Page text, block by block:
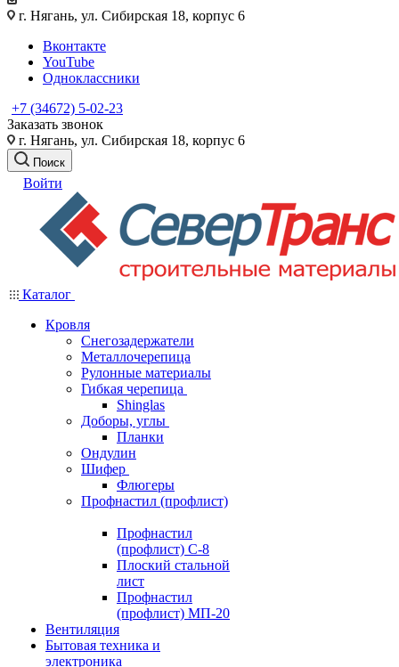
г. Нягань, ул. Сибирская 18, корпус 6
Вконтакте
YouTube
Одноклассники
+7 (34672) 5-02-23
Заказать звонок
г. Нягань, ул. Сибирская 18, корпус 6
Поиск
Войти
Каталог
Кровля
Снегозадержатели
Металлочерепица
Рулонные материалы
Гибкая черепица
Shinglas
Доборы, углы
Планки
Ондулин
Шифер
Флюгеры
Профнастил (профлист)
Профнастил
(профлист) С-8
Плоский стальной
лист
Профнастил
(профлист) МП-20
Вентиляция
Бытовая техника и
электроника